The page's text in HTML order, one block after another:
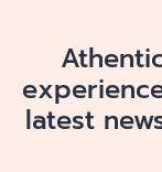
latest